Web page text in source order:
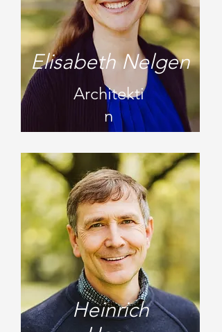
Elisabeth Nelgen
Architekti
n
Heinrich